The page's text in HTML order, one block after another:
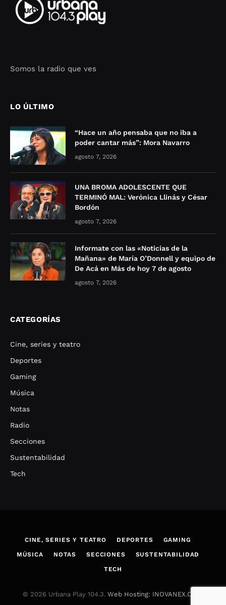
Somos la radio que ves
LO ÚLTIMO
“Hace un año pensaba que no iba a
poder cantar más”: Mora Navarro
agosto 7, 2026
UNA BROMA ADOLESCENTE QUE
TERMINÓ MAL: Verónica Llinás y César
Bordón
agosto 7, 2026
Informate con las «Noticias de la
Mañana» de María O’Donnell y equipo de
De Acá en Más de hoy 7 de agosto
agosto 7, 2026
CATEGORÍAS
Cine, series y teatro
Deportes
Gaming
Música
Notas
Radio
Secciones
Sustentabilidad
Tech
CINE, SERIES Y TEATRO DEPORTES GAMING
MÚSICA NOTAS SECCIONES SUSTENTABILIDAD
TECH
© 2026 Urbana Play 104.3. Web Hosting: INOVANEX.COM